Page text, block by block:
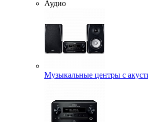
Аудио
Музыкальные центры с